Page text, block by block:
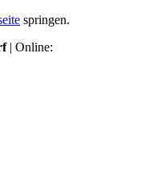
springen.
| Online: